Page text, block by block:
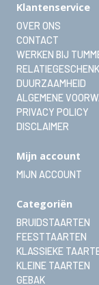
Klantenservice
OVER ONS
CONTACT
WERKEN BIJ
DUURZAAMHEID
ALGEMENE
PRIVACY POLICY
DISCLAIMER
Mijn account
MIJN ACCOUNT
Categoriën
BRUIDSTAARTEN
FEESTTAARTEN
KLASSIEKE
KLEINE TAARTEN
GEBAK